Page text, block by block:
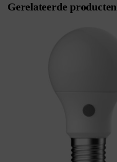
Gerelateerde producten